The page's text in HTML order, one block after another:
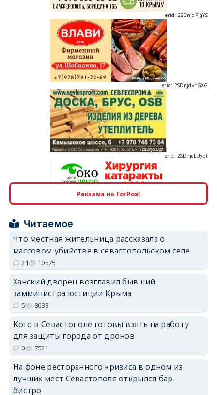
erid: 2SDnjdvhGXG
erid: 2SDnjcrDNw6
erid: 2SDnjdPjgYS
Реклама на ForPost
Читаемое
Что местная жительница рассказала о
массовом убийстве в севастопольском селе
21 10575
Ханский дворец возглавил бывший
замминистра юстиции Крыма
5 8038
Кого в Севастополе готовы взять на работу
для защиты города от дронов
0 7521
На фоне ресторанного кризиса в одном из
лучших мест Севастополя открылся бар-
бистро